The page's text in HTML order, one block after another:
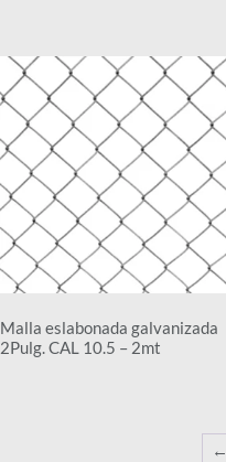
Malla eslabonada galvanizada
2Pulg. CAL 10.5 – 2mt
←